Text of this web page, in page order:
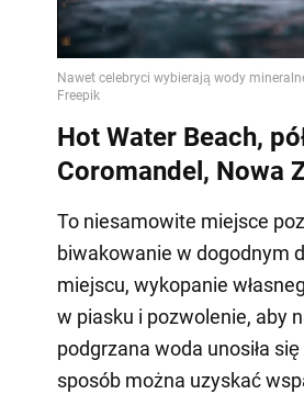
Hot Water Beach,
Coromandel, Nowa
To niesamowite miejsce
biwakowanie w dogodnym
miejscu, wykopanie
w piasku i pozwolenie, aby
podgrzana woda unosiła
sposób można uzyskać